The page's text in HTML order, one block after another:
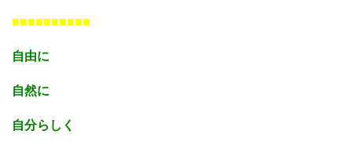
■■■■■■■■■■
自由に
自然に
自分らしく